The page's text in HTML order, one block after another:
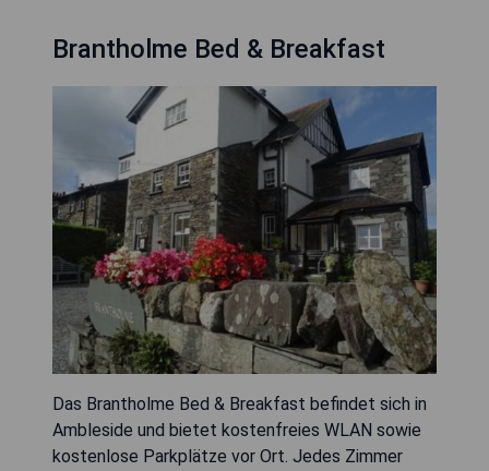
Brantholme Bed & Breakfast
Das Brantholme Bed & Breakfast befindet sich in
Ambleside und bietet kostenfreies WLAN sowie
kostenlose Parkplätze vor Ort. Jedes Zimmer